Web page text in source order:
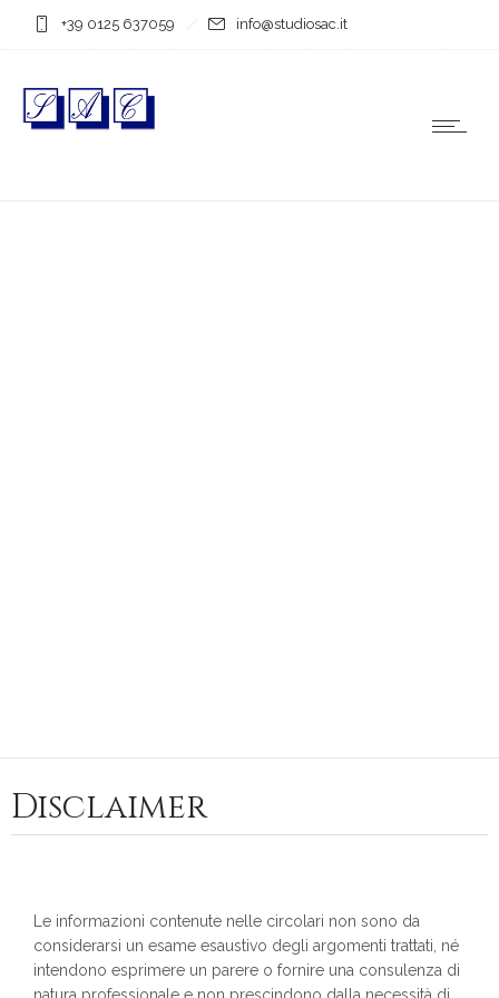
+39 0125 637059 info@studiosac.it
Disclaimer
Le informazioni contenute nelle circolari non sono da
considerarsi un esame esaustivo degli argomenti trattati, né
intendono esprimere un parere o fornire una consulenza di